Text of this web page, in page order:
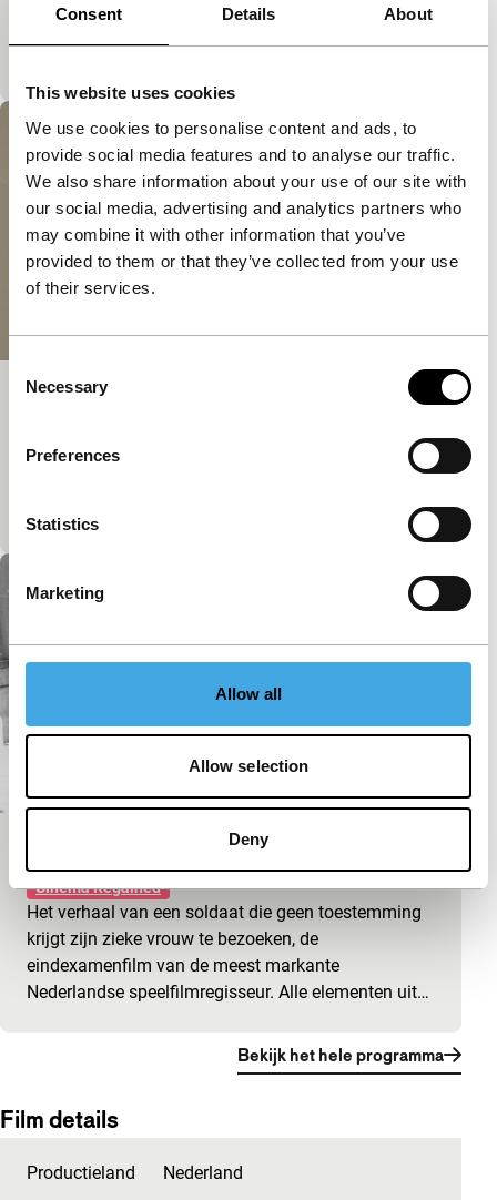
Consent Details About
This website uses cookies
We use cookies to personalise content and ads, to
provide social media features and to analyse our traffic.
We also share information about your use of our site with
our social media, advertising and analytics partners who
may combine it with other information that you’ve
provided to them or that they’ve collected from your use
of their services.
Consent
Selection
Necessary
Preferences
Statistics
Marketing
Allow all
Allow selection
Deny
Cinema Regained
Nicola’s First Orgasm
We kunnen onze blik niet afhouden van een wezen
bekeken object zou zijn, maar dat in…
Ik kom wat later naar Madra
Cinema Regained
Het verhaal van een soldaat die geen toestemming
krijgt zijn zieke vrouw te bezoeken, de
eindexamenfilm van de meest markante
Nederlandse speelfilmregisseur. Alle elementen uit…
Bekijk het hele programma
Film details
Productieland Nederland